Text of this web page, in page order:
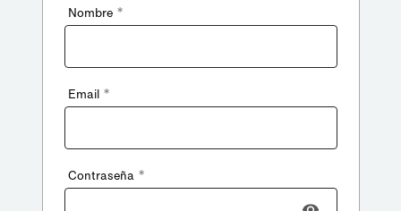
Nombre *
Email *
Contraseña *